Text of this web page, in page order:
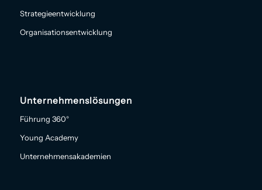
Strategieentwicklung
Organisationsentwicklung
Unternehmenslösungen
Führung 360°
Young Academy
Unternehmensakademien